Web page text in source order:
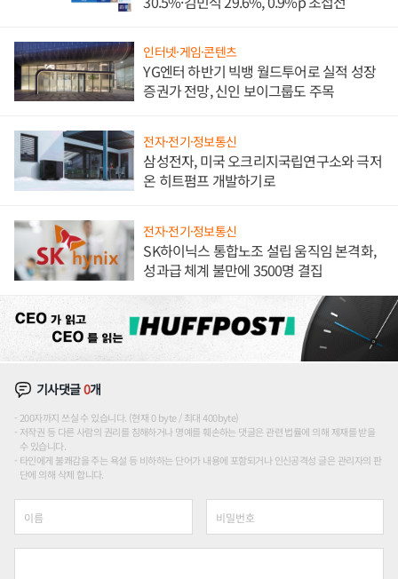
인터넷·게임·콘텐츠
YG엔터 하반기 빅뱅 월드투어로 실적 성장
증권가 전망, 신인 보이그룹도 주목
전자·전기·정보통신
삼성전자, 미국 오크리지국립연구소와 극저
온 히트펌프 개발하기로
전자·전기·정보통신
SK하이닉스 통합노조 설립 움직임 본격화,
성과급 체계 불만에 3500명 결집
기사댓글0개
200자까지 쓰실 수 있습니다. (현재 0 byte / 최대 400byte)
저작권 등 다른 사람의 권리를 침해하거나 명예를 훼손하는 댓글은 관련 법률에 의해 제재를 받을
수 있습니다.
타인에게 불쾌감을 주는 욕설 등 비하하는 단어가 내용에 포함되거나 인신공격성 글은 관리자의 판
단에 의해 삭제 합니다.